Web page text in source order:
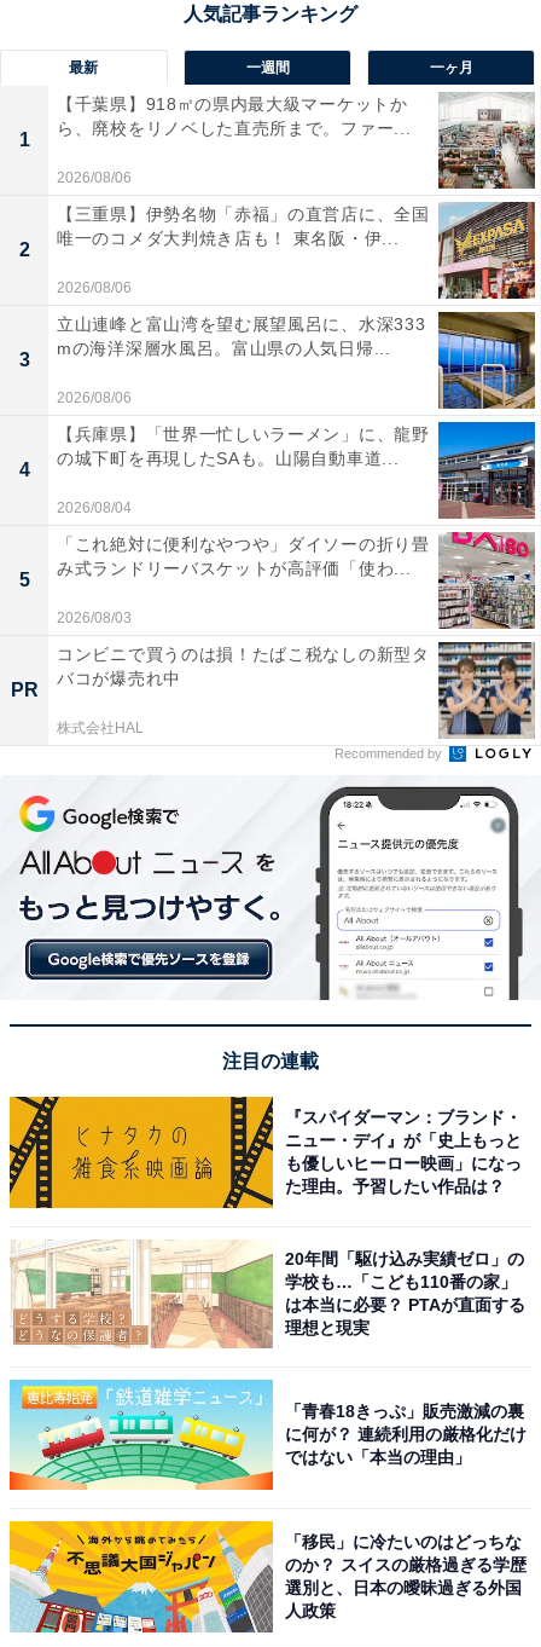
らないためか、その教えも成長とともに忘れ去られてし
まうのでしょう。
ドライバー同士のけんかが絶えない
パリの目抜き通り
ジがあります。常に歩行者が最優先で、歩行者専用の信
ぞ」という合図を送ってくれます。歩行者が堂々と道を
渡る理由には、こうした背景があるのかもしれません。
気が荒くなる人が多いようで、都会でも地方でもドライ
バー同士のけんかがあちこちで勃発しています。日本で
はあまり見かけないような激しい言い争いも珍しくな
く、フランスの道路事情を象徴する光景の1つになって
います。
バイクもまた同じで、車の間を猛スピードで駆け抜けて
いく様子には、何度も「危ない！」とハラハラさせられ
ました。渋滞時には、バイクのライダーが車に向かって
「邪魔だ」「通せ」と言わんばかりのハンドサインを送
っていることも。いずれも日本では考えられない現象で
す。
最新 一週間 一ヶ月
1
【千葉県】918㎡の県内最大級マーケットか
ら、廃校をリノベした直売所まで。ファー...
2026/08/06
2
【三重県】伊勢名物「赤福」の直営店に、全国
唯一のコメダ大判焼き店も！ 東名阪・伊...
2026/08/06
3
立山連峰と富山湾を望む展望風呂に、水深333
mの海洋深層水風呂。富山県の人気日帰...
2026/08/06
4
【兵庫県】「世界一忙しいラーメン」に、龍野
の城下町を再現したSAも。山陽自動車道...
2026/08/04
5
「これ絶対に便利なやつや」ダイソーの折り畳
み式ランドリーバスケットが高評価「使わ...
2026/08/03
PR
コンビニで買うのは損！たばこ税なしの新型タ
バコが爆売れ中
株式会社HAL
Recommended by
注目の連載
『スパイダーマン：ブランド・
ニュー・デイ』が「史上もっと
も優しいヒーロー映画」になっ
た理由。予習したい作品は？
20年間「駆け込み実績ゼロ」の
学校も…「こども110番の家」
は本当に必要？ PTAが直面する
理想と現実
「青春18きっぷ」販売激減の裏
に何が？ 連続利用の厳格化だけ
ではない「本当の理由」
「移民」に冷たいのはどっちな
のか？ スイスの厳格過ぎる学歴
選別と、日本の曖昧過ぎる外国
人政策